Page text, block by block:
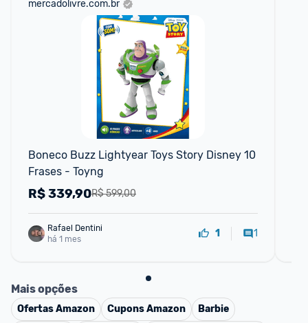
mercadolivre.com.br
Boneco Buzz Lightyear Toys Story Disney 10
Frases - Toyng
R$ 599,00
R$339,90
Rafael Dentini
há 1 mes
1 1
Mais opções
OfertasAmazon CuponsAmazon
Barbie